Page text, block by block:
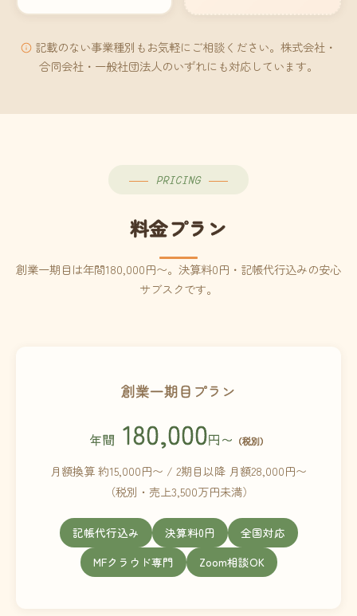
記載のない事業種別もお気軽にご相談ください。株式会社・
合同会社・一般社団法人のいずれにも対応しています。
PRICING
料金プラン
創業一期目は年間180,000円〜。決算料0円・記帳代行込みの安心
サブスクです。
創業一期目プラン
年間 180,000円〜 （税別）
月額換算 約15,000円〜 / 2期目以降 月額28,000円〜
（税別・売上3,500万円未満）
記帳代行込み 決算料0円
全国対応
MFクラウド専門
Zoom相談OK